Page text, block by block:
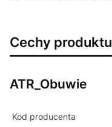
Cechy produktu
ATR_Obuwie
Kod producenta